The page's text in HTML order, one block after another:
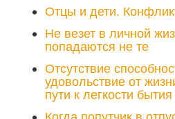
Отцы и дети.
Не везет в личной
попадаются не те
Отсутствие
удовольствие от
пути к легкости бытия